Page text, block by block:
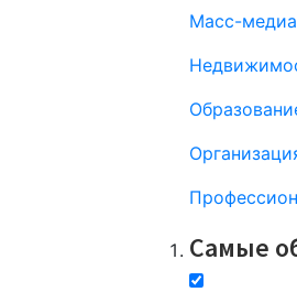
Масс-
Самые